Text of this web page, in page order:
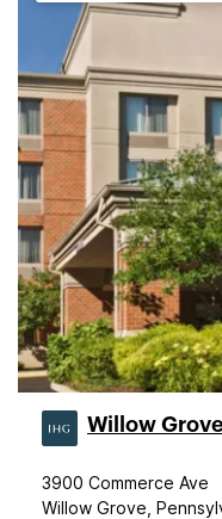
Willow
3900 Commerce Ave
Willow Grove,